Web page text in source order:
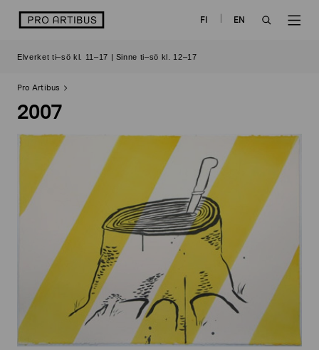
logo FI
EN
Elverket ti–sö kl. 11–17 | Sinne ti–sö kl. 12–17
Pro Artibus
2007